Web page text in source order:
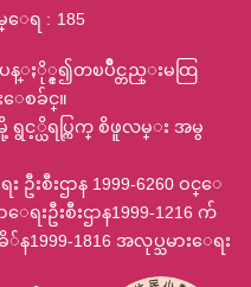
ေရ 185
ပန္ႏို္င္၍တၿပိဳင္တည္းမထြ
ေစခ်င္။
ရွင့္ယိရပ္ကြက္ စိဖူလမ္း အမွ
ဦးစီးဌာန 1999-6260 ဝင္ေ
ရးဦးစီးဌာန1999-1216 က်
န1999-1816 အလုပ္သမားေရး